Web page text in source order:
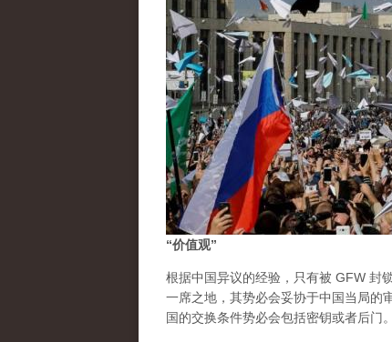
“价值观”
根据中国异议的经验，只有被 GFW 封
一席之地，其势必会妥协于中国当局的
国的交换条件势必会包括密钥或者后门。